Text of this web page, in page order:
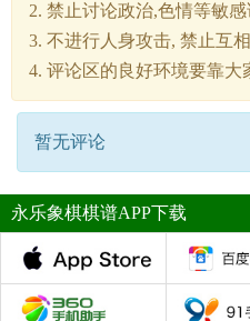
2. 禁止讨论政治,色情等敏感
3. 不进行人身攻击, 禁止互
4. 评论区的良好环境要靠大
暂无评论
永乐象棋棋谱APP下载